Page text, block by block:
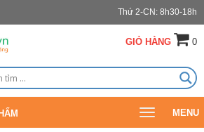
Thứ 2-CN: 8h30-18h
GIỎ HÀNG 0
Toggle
navigation
MENU